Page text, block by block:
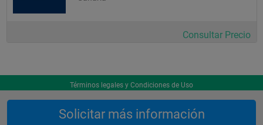
Solicitar más información
Consultar Precio
Términos legales y Condiciones de Uso